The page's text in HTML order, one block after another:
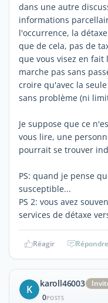
dans une autre
informations
l'occurrence, la
que de cela, pas de
que vous visez en fait
marche pas sans
croire qu'avec la
sans problème (ni
Je suppose que ce
vous lire, une
pourrait se trouver
PS: quand je pense
susceptible...
PS 2: vous avez
services de détaxe
Réagir Répondre
K karoll46003
0POSTS